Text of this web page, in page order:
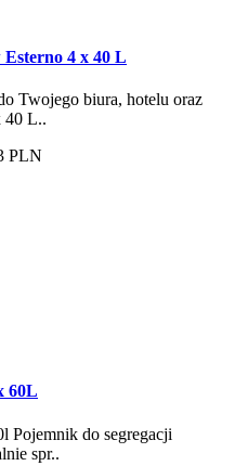
4 x 40 L
Twojego biura, hotelu oraz
40 L..
PLN
60L
Pojemnik do segregacji
spr..